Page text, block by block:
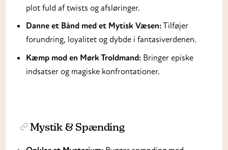
plot fuld af twists og afsløringer.
Danne et Bånd med et Mytisk Væsen:Tilføjer
forundring, loyalitet og dybde i fantasiverdenen.
Kæmp mod en Mørk Troldmand:Bringer episke
indsatser og magiske konfrontationer.
Mystik & Spænding